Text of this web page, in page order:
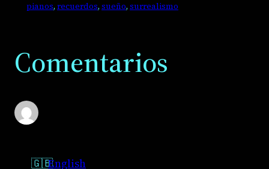
pianos, recuerdos, sueño, surrealismo
Comentarios
English